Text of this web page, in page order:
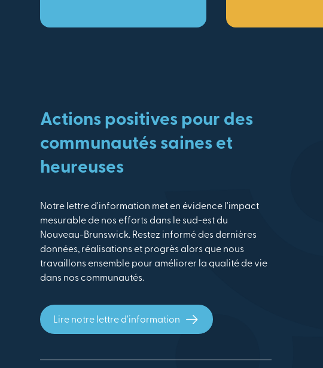
Actions positives pour des
communautés saines et
heureuses
Notre lettre d'information met en évidence l'impact
mesurable de nos efforts dans le sud-est du
Nouveau-Brunswick. Restez informé des dernières
données, réalisations et progrès alors que nous
travaillons ensemble pour améliorer la qualité de vie
dans nos communautés.
Lire notre lettre d'information